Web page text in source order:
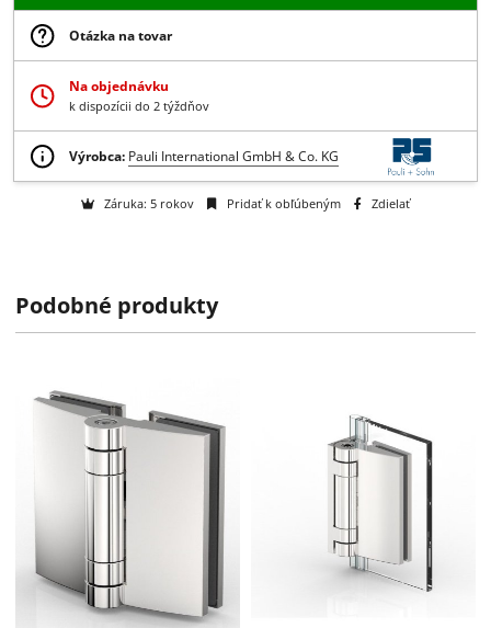
od188.92 €
Získajte B2B zľavy > > >
Otázka na tovar
Výrobca: Pauli International GmbH & Co. KG
Podobné produkty